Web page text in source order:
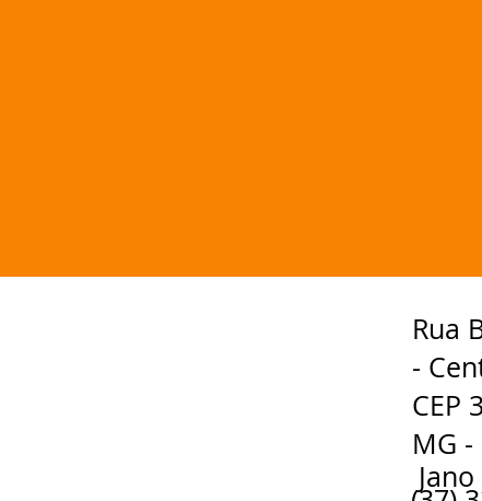
Rua
-
CEP
MG -